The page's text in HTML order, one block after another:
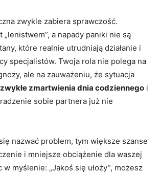
zwykle zabiera sprawczość.
„lenistwem”, a napady paniki nie są
które realnie utrudniają działanie i
specjalistów. Twoja rola nie polega na
ale na zauważeniu, że sytuacja
zmartwienia dnia codziennego i
sobie partnera już nie
nazwać problem, tym większe szanse
i mniejsze obciążenie dla waszej
w myślenie: „Jakoś się ułoży”, możesz